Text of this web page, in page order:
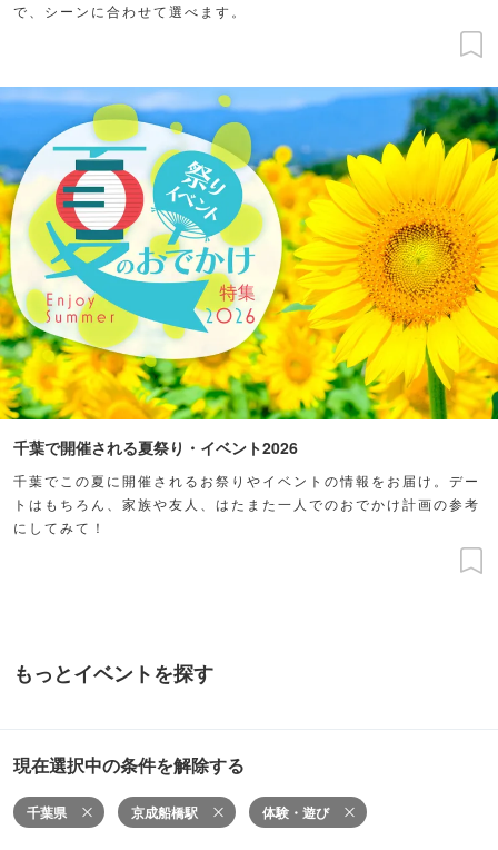
で、シーンに合わせて選べます。
千葉で開催される夏祭り・イベント2026
千葉でこの夏に開催されるお祭りやイベントの情報をお届け。デー
トはもちろん、家族や友人、はたまた一人でのおでかけ計画の参考
にしてみて！
もっとイベントを探す
現在選択中の条件を解除する
千葉県 京成船橋駅 体験・遊び